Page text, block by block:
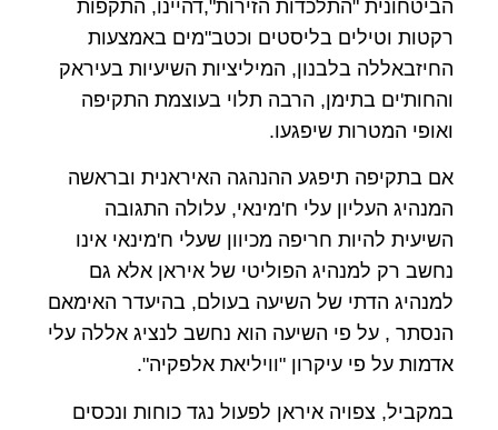
הביטחונית "התלכדות הזירות",דהיינו, התקפות
רקטות וטילים בליסטים וכטב"מים באמצעות
החיזבאללה בלבנון, המיליציות השיעיות בעיראק
והחות'ים בתימן, הרבה תלוי בעוצמת התקיפה
ואופי המטרות שיפגעו.
אם בתקיפה תיפגע ההנהגה האיראנית ובראשה
המנהיג העליון עלי ח'מינאי, עלולה התגובה
השיעית להיות חריפה מכיוון שעלי ח'מינאי אינו
נחשב רק למנהיג הפוליטי של איראן אלא גם
למנהיג הדתי של השיעה בעולם, בהיעדר האימאם
הנסתר , על פי השיעה הוא נחשב לנציג אללה עלי
אדמות על פי עיקרון "וויליאת אלפקיה".
במקביל, צפויה איראן לפעול נגד כוחות ונכסים